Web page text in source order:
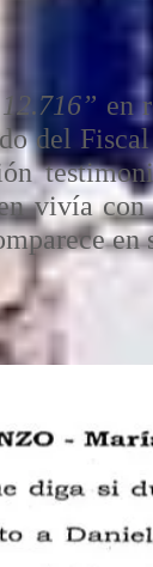
en
del
vivía con